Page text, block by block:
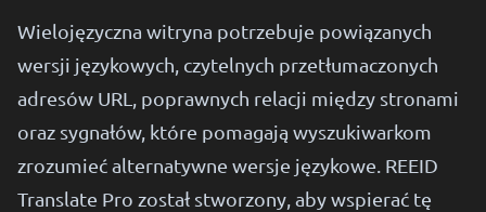
Wielojęzyczna witryna potrzebuje powiązanych
wersji językowych, czytelnych przetłumaczonych
adresów URL, poprawnych relacji między stronami
oraz sygnałów, które pomagają wyszukiwarkom
zrozumieć alternatywne wersje językowe. REEID
Translate Pro został stworzony, aby wspierać tę